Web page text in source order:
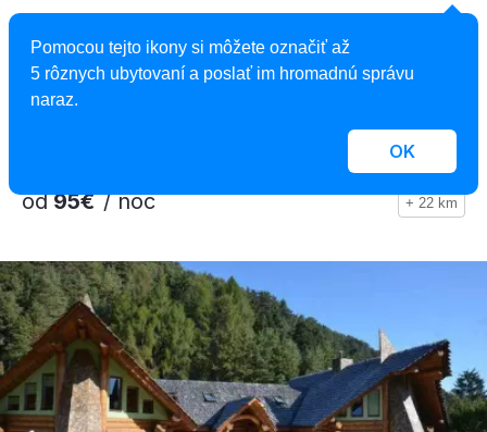
Apartmány Valča
Apartmán, Valča, Slovensko
14 apartmánov, 1 - 8 osôb, 32 - 70 m
od95€ / noc + 22 km
Pomocou tejto ikony si môžete označiť až
5 rôznych ubytovaní a poslať im hromadnú správu
naraz.
OK